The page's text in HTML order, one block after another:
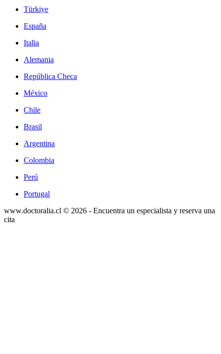
Türkiye
España
Italia
Alemania
República Checa
México
Chile
Brasil
Argentina
Colombia
Perú
Portugal
www.doctoralia.cl © 2026 - Encuentra un especialista y reserva una
cita